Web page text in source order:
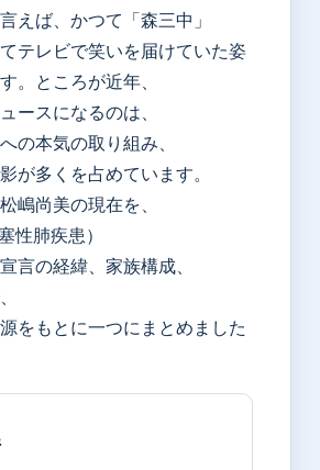
えば、かつて「森三中」
テレビで笑いを届けていた姿
。ところが近年、
ースになるのは、
の本気の取り組み、
が多くを占めています。
嶋尚美の現在を、
性肺疾患）
言の経緯、家族構成、
をもとに一つにまとめました